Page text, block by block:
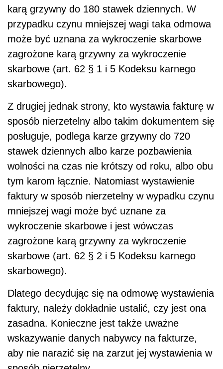
karą grzywny do 180 stawek dziennych. W
przypadku czynu mniejszej wagi taka odmowa
może być uznana za wykroczenie skarbowe
zagrożone karą grzywny za wykroczenie
skarbowe (art. 62 § 1 i 5 Kodeksu karnego
skarbowego).
Z drugiej jednak strony, kto wystawia fakturę w
sposób nierzetelny albo takim dokumentem się
posługuje, podlega karze grzywny do 720
stawek dziennych albo karze pozbawienia
wolności na czas nie krótszy od roku, albo obu
tym karom łącznie. Natomiast wystawienie
faktury w sposób nierzetelny w wypadku czynu
mniejszej wagi może być uznane za
wykroczenie skarbowe i jest wówczas
zagrożone karą grzywny za wykroczenie
skarbowe (art. 62 § 2 i 5 Kodeksu karnego
skarbowego).
Dlatego decydując się na odmowę wystawienia
faktury, należy dokładnie ustalić, czy jest ona
zasadna. Konieczne jest także uważne
wskazywanie danych nabywcy na fakturze,
aby nie narazić się na zarzut jej wystawienia w